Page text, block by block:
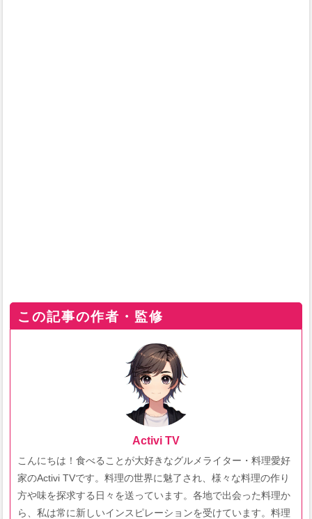
この記事の作者・監修
Activi TV
こんにちは！食べることが大好きなグルメライター・料理愛好
家のActivi TVです。料理の世界に魅了され、様々な料理の作り
方や味を探求する日々を送っています。各地で出会った料理か
ら、私は常に新しいインスピレーションを受けています。料理